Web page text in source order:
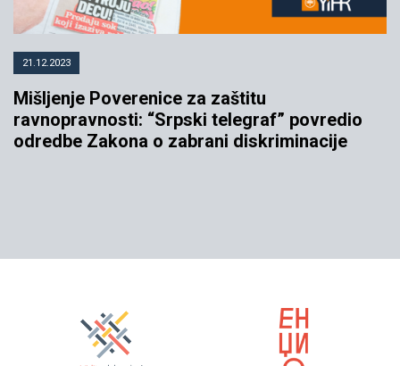
21.12.2023
Mišljenje Poverenice za zaštitu
ravnopravnosti: “Srpski telegraf” povredio
odredbe Zakona o zabrani diskriminacije